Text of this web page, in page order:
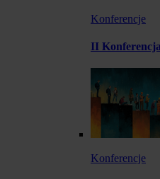
Konferencje
II
Konferencje